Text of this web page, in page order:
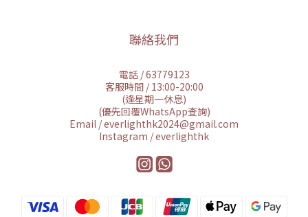
聯絡我們
電話 / 63779123
客服時間 / 13:00-20:00
(逢星期一休息)
(優先回覆WhatsApp查詢)
Email / everlighthk2024@gmail.com
Instagram / everlighthk